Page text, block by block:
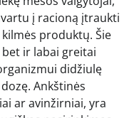
į racioną įtraukti
produktų. Šie
ir labai greitai
didžiulę
Ankštinės
ar avinžirniai, yra